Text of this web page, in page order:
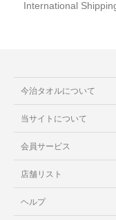
International
今治タオルについて
当サイトについて
会員サービス
店舗リスト
ヘルプ